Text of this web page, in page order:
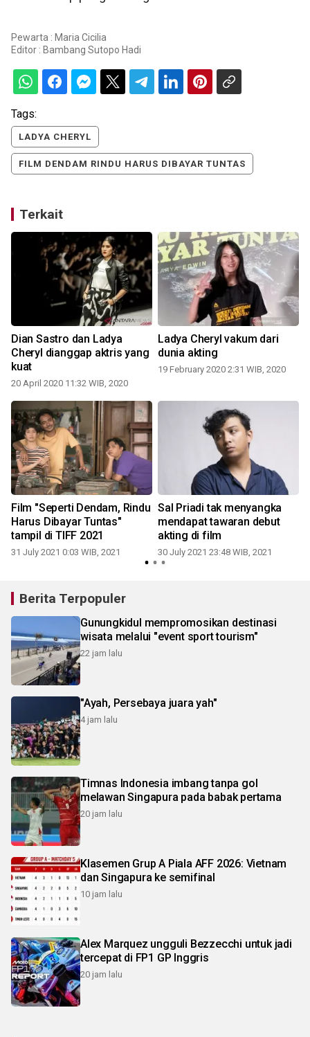
Pewarta : Maria Cicilia
Editor : Bambang Sutopo Hadi
Tags:
LADYA CHERYL
FILM DENDAM RINDU HARUS DIBAYAR TUNTAS
Terkait
Dian Sastro dan Ladya
Cheryl dianggap aktris yang
kuat
20 April 2020 11:32 WIB, 2020
Ladya Cheryl vakum dari
dunia akting
19 February 2020 2:31 WIB, 2020
Film "Seperti Dendam, Rindu
Harus Dibayar Tuntas"
tampil di TIFF 2021
31 July 2021 0:03 WIB, 2021
Sal Priadi tak menyangka
mendapat tawaran debut
akting di film
30 July 2021 23:48 WIB, 2021
Berita Terpopuler
Gunungkidul mempromosikan destinasi
wisata melalui "event sport tourism"
22 jam lalu
"Ayah, Persebaya juara yah"
4 jam lalu
Timnas Indonesia imbang tanpa gol
melawan Singapura pada babak pertama
20 jam lalu
Klasemen Grup A Piala AFF 2026: Vietnam
dan Singapura ke semifinal
10 jam lalu
Alex Marquez ungguli Bezzecchi untuk jadi
tercepat di FP1 GP Inggris
20 jam lalu